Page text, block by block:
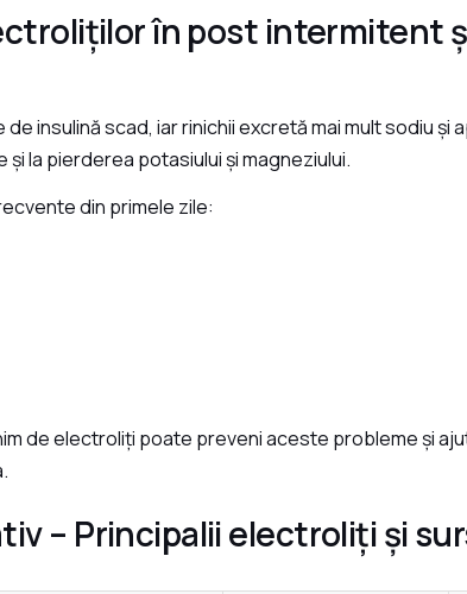
în post intermitent
de insulină scad, iar rinichii excretă mai mult sodiu și
la pierderea potasiului și magneziului.
din primele zile:
de electroliți poate preveni aceste probleme și
– Principalii electroliți și